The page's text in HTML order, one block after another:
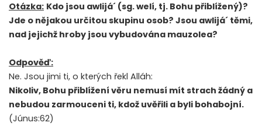
Otázka: Kdo jsou awlijá´ (sg. welí, tj. Bohu přiblížený)?
Jde o nějakou určitou skupinu osob? Jsou awlijá´ těmi,
nad jejichž hroby jsou vybudována mauzolea?
Odpověď:
Ne. Jsou jimi ti, o kterých řekl Alláh:
Nikoliv, Bohu přiblížení věru nemusí mít strach žádný a
nebudou zarmouceni ti, kdož uvěřili a byli bohabojní.
(Júnus:62)